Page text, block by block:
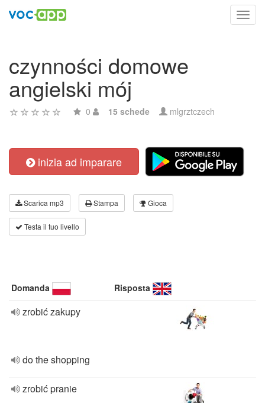
czynności domowe
angielski mój
0 15 schede mlgrztczech
inizia ad imparare
Scarica mp3 Stampa Gioca
Testa il tuo livello
Domanda Risposta
zrobić zakupy
do the shopping
zrobić pranie